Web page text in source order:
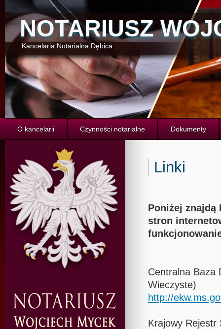
NOTARIUSZ
Kancelaria Notarialna Dębica
O kancelarii Czynności notarialne Dokumenty
Linki
Poniżej
stron
Centralna Baza
Wieczyste)
http://
Krajowy Rejestr